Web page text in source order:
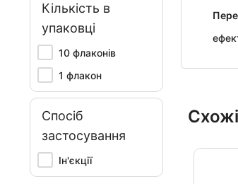
Кількість в
упаковці
10 флаконів
1 флакон
Спосіб
застосування
Ін'єкції